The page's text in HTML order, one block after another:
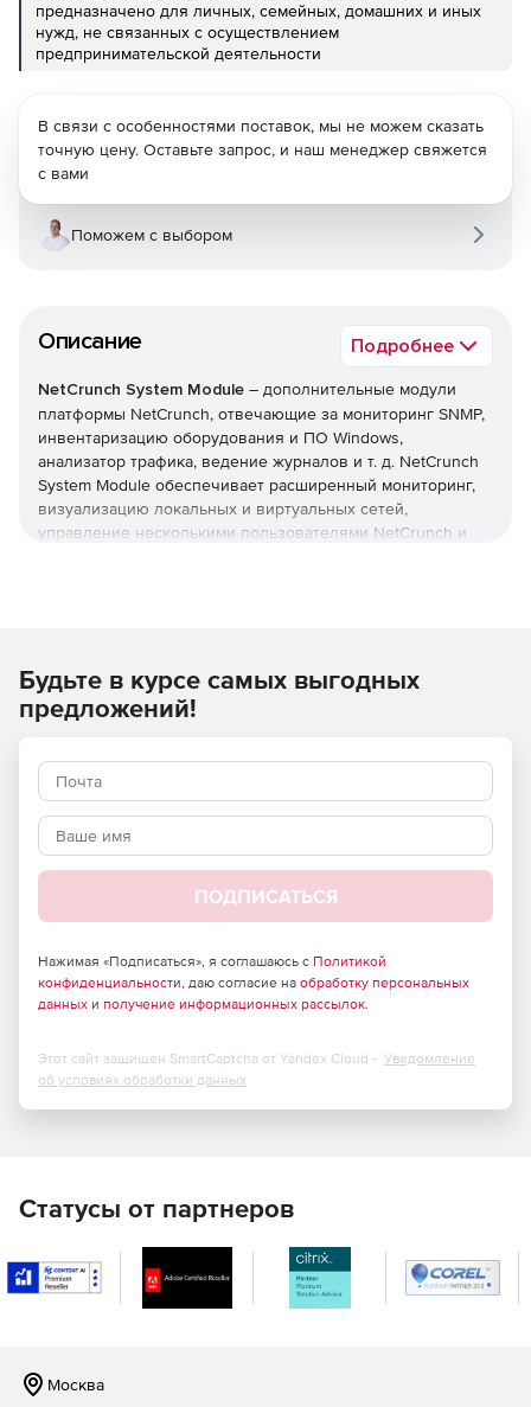
предназначено для личных, семейных, домашних и иных
нужд, не связанных с осуществлением
предпринимательской деятельности
Описание Подробнее
NetCrunch System Module – дополнительные модули
платформы NetCrunch, отвечающие за мониторинг SNMP,
инвентаризацию оборудования и ПО Windows,
анализатор трафика, ведение журналов и т. д. NetCrunch
System Module обеспечивает расширенный мониторинг,
визуализацию локальных и виртуальных сетей,
управление несколькими пользователями NetCrunch и
В связи с особенностями поставок, мы не можем сказать
точную цену. Оставьте запрос, и наш менеджер свяжется
с вами
Поможем с выбором
Будьте в курсе самых выгодных
предложений!
ПОДПИСАТЬСЯ
Нажимая «Подписаться», я соглашаюсь с Политикой
конфиденциальности, даю согласие на обработку персональных
данных и получение информационных рассылок.
Этот сайт защищен SmartCaptcha от Yandex Cloud - Уведомление
об условиях обработки данных
Статусы от партнеров
Москва